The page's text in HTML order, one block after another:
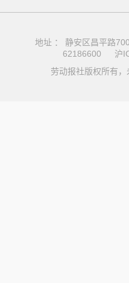
地址 ： 静安区昌平路
62186600
沪
劳动报社版权所有